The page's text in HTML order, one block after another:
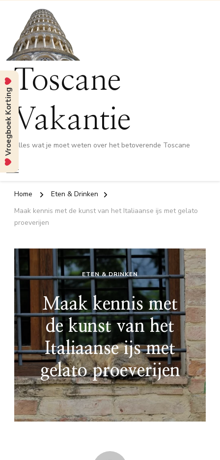
Toscane
Vakantie
Alles wat je moet weten over het betoverende Toscane
Home
Eten & Drinken
Maak kennis met de kunst van het Italiaanse ijs met gelato
proeverijen
ETEN & DRINKEN
Maak kennis met
de kunst van het
Italiaanse ijs met
gelato proeverijen
Vroegboek Korting